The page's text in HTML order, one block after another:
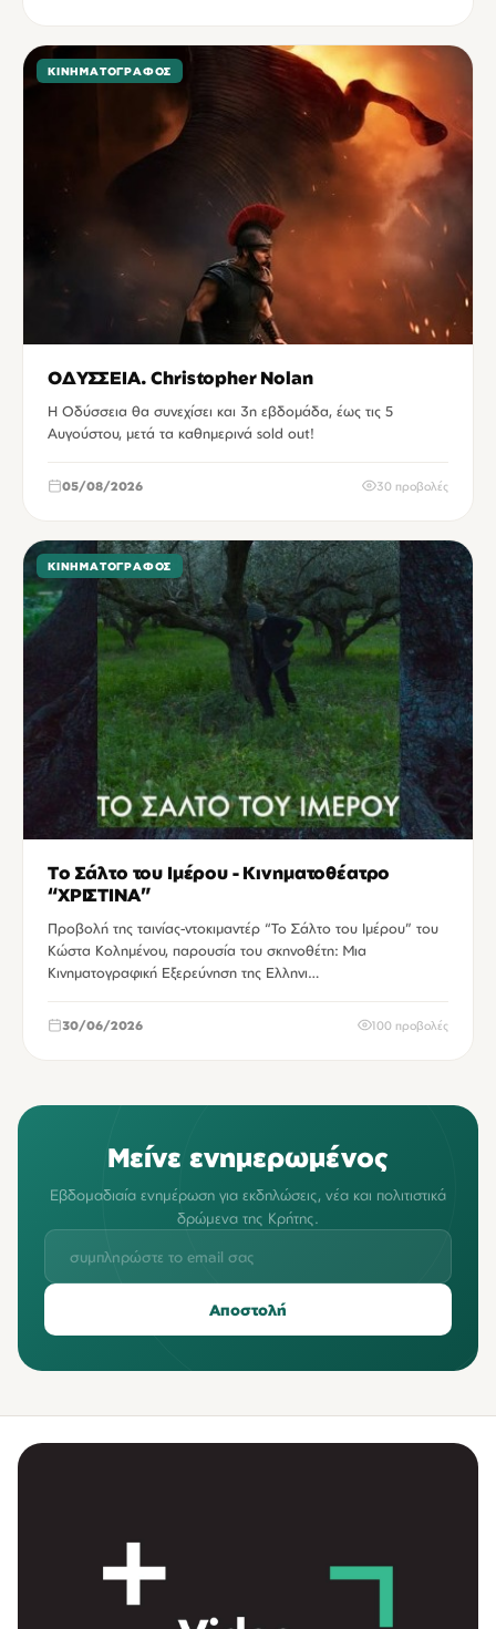
ΚΙΝΗΜΑΤΟΓΡΆΦΟΣ
ΟΔΥΣΣΕΙΑ. Christopher Nolan
Η Οδύσσεια θα συνεχίσει και 3η εβδομάδα, έως τις 5
Αυγούστου, μετά τα καθημερινά sold out!
05/08/2026 30 προβολές
ΚΙΝΗΜΑΤΟΓΡΆΦΟΣ
Το Σάλτο του Ιμέρου - Κινηματοθέατρο
“ΧΡΙΣΤΙΝΑ”
Προβολή της ταινίας-ντοκιμαντέρ “Το Σάλτο του Ιμέρου” του
Κώστα Κολημένου, παρουσία του σκηνοθέτη: Μια
Κινηματογραφική Εξερεύνηση της Ελληνι…
30/06/2026 100 προβολές
Μείνε ενημερωμένος
Εβδομαδιαία ενημέρωση για εκδηλώσεις, νέα και πολιτιστικά
δρώμενα της Κρήτης.
Αποστολή